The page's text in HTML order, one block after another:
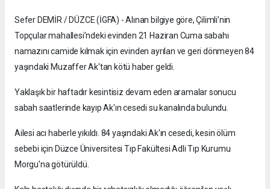
Sefer DEMİR / DÜZCE (İGFA) - Alınan bilgiye göre, Çilimli’nin
Topçular mahallesi’ndeki evinden 21 Haziran Cuma sabahı
namazını camide kılmak için evinden ayrılan ve geri dönmeyen 84
yaşındaki Muzaffer Ak'tan kötü haber geldi.
Yaklaşık bir haftadır kesintisiz devam eden aramalar sonucu
sabah saatlerinde kayıp Ak'ın cesedi su kanalında bulundu.
Ailesi acı haberle yıkıldı. 84 yaşındaki Ak'ın cesedi, kesin ölüm
sebebi için Düzce Üniversitesi Tıp Fakültesi Adli Tıp Kurumu
Morgu'na götürüldü.